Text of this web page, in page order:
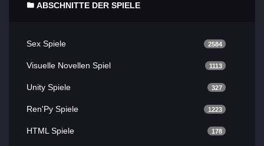
ABSCHNITTE DER SPIELE
Sex Spiele 2584
Visuelle Novellen Spiel 1113
Unity Spiele 327
Ren'Py Spiele 1223
HTML Spiele 178